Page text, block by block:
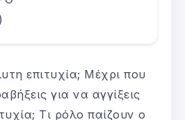
επιτυχία; Μέχρι που
για να αγγίξεις
Τι ρόλο παίζουν ο